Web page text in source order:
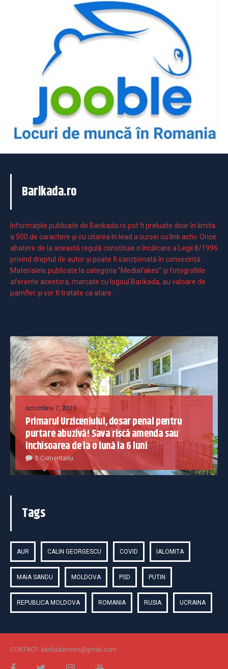
Barikada.ro
Informaţiile publicate de Barikada.ro pot fi preluate doar în limita
a 500 de caractere şi cu citarea în lead a sursei cu link activ. Orice
abatere de la această regulă constituie o încălcare a Legii 8/1996
privind dreptul de autor și poate fi sancționată în consecință.
Materialele publicate la categoria ”Mediafakes” și fotografiile
aferente acestora, marcate cu logoul Barikada, au valoare de
pamflet și vor fi tratate ca atare.
octombrie 7, 2023
Primarul Urziceniului, dosar penal pentru
purtare abuzivă! Sava riscă amenda sau
închisoarea de la o lună la 6 luni
0 Comentariu
Tags
AUR CALIN GEORGESCU COVID IALOMITA
MAIA SANDU MOLDOVA PSD PUTIN
REPUBLICA MOLDOVA ROMANIA RUSIA UCRAINA
CONTACT: barikadanews@gmail.com